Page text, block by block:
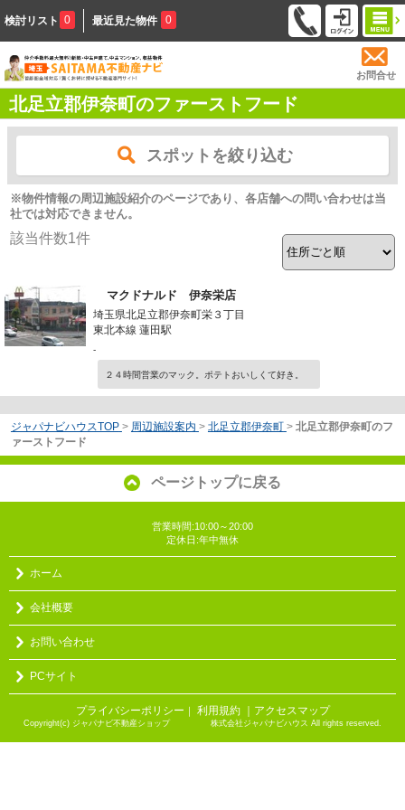
検討リスト 0 最近見た物件 0
お問合せ
北足立郡伊奈町のファーストフード
スポットを絞り込む
※物件情報の周辺施設紹介のページであり、各店舗への問い合わせは当
社では対応できません。
該当件数1件
マクドナルド 伊奈栄店
埼玉県北足立郡伊奈町栄３丁目
東北本線 蓮田駅
-
２４時間営業のマック。ポテトおいしくて好き。
ジャパナビハウスTOP > 周辺施設案内 > 北足立郡伊奈町 > 北足立郡伊奈町のフ
ァーストフード
ページトップに戻る
営業時間:10:00～20:00
定休日:年中無休
ホーム
会社概要
お問い合わせ
PCサイト
プライバシーポリシー ｜ 利用規約 ｜アクセスマップ
Copyright(c) ジャパナビ不動産ショップ 株式会社ジャパナビハウス All rights reserved.